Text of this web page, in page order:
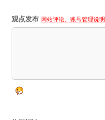
观点发布 网站评论、账号管理说明